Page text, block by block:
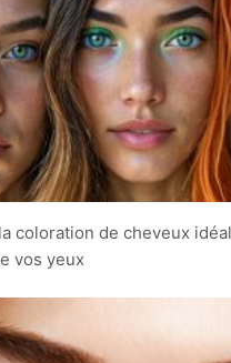
coloration de cheveux
vos yeux